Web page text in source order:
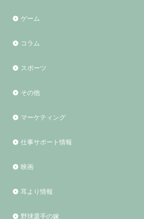
ゲーム
コラム
スポーツ
その他
マーケティング
仕事サポート情報
映画
耳より情報
野球選手の嫁